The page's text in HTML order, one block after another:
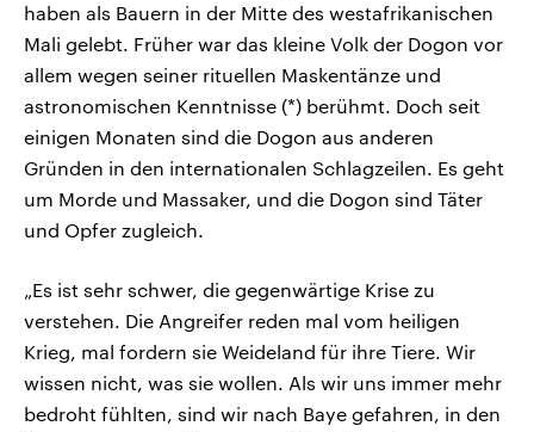
haben als Bauern in der Mitte des westafrikanischen
Mali gelebt. Früher war das kleine Volk der Dogon vor
allem wegen seiner rituellen Maskentänze und
astronomischen Kenntnisse (*) berühmt. Doch seit
einigen Monaten sind die Dogon aus anderen
Gründen in den internationalen Schlagzeilen. Es geht
um Morde und Massaker, und die Dogon sind Täter
und Opfer zugleich.
„Es ist sehr schwer, die gegenwärtige Krise zu
verstehen. Die Angreifer reden mal vom heiligen
Krieg, mal fordern sie Weideland für ihre Tiere. Wir
wissen nicht, was sie wollen. Als wir uns immer mehr
bedroht fühlten, sind wir nach Baye gefahren, in den